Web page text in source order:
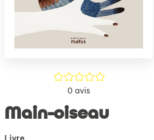
/5
0 avis
Main-oiseau
Livre